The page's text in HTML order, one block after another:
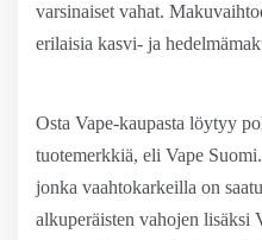
varsinaiset vahat.
erilaisia kasvi- ja
Osta Vape-kaupasta löytyy
tuotemerkkiä, eli Vape
jonka vaahtokarkeilla on
alkuperäisten vahojen lisäksi